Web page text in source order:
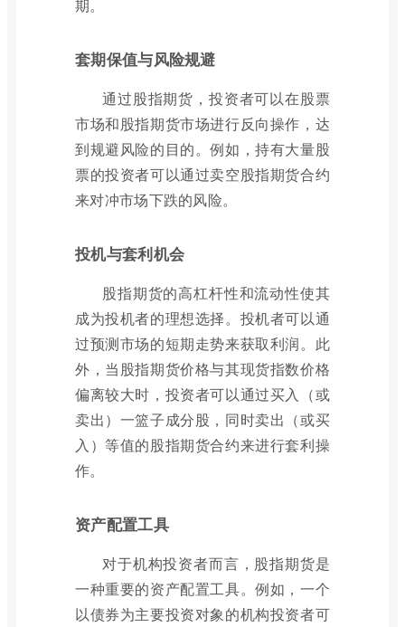
期。
套期保值与风险规避
通过股指期货，投资者可以在股票
市场和股指期货市场进行反向操作，达
到规避风险的目的。例如，持有大量股
票的投资者可以通过卖空股指期货合约
来对冲市场下跌的风险。
投机与套利机会
股指期货的高杠杆性和流动性使其
成为投机者的理想选择。投机者可以通
过预测市场的短期走势来获取利润。此
外，当股指期货价格与其现货指数价格
偏离较大时，投资者可以通过买入（或
卖出）一篮子成分股，同时卖出（或买
入）等值的股指期货合约来进行套利操
作。
资产配置工具
对于机构投资者而言，股指期货是
一种重要的资产配置工具。例如，一个
以债券为主要投资对象的机构投资者可